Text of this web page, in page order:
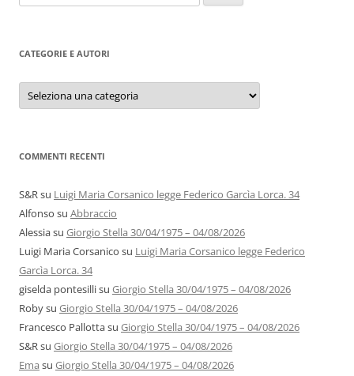
per:
CATEGORIE E AUTORI
Categorie
autori
COMMENTI RECENTI
S&Rsu Luigi Maria Corsanico legge Federico Garcìa Lorca. 34
Alfonso su Abbraccio
Alessiasu Giorgio Stella 30/04/1975 – 04/08/2026
Luigi Maria Corsanico su Luigi Maria Corsanico legge Federico
Garcìa Lorca. 34
giselda pontesillisu Giorgio Stella 30/04/1975 – 04/08/2026
Robysu Giorgio Stella 30/04/1975 – 04/08/2026
Francesco Pallottasu Giorgio Stella 30/04/1975 – 04/08/2026
S&Rsu Giorgio Stella 30/04/1975 – 04/08/2026
Ema su Giorgio Stella 30/04/1975 – 04/08/2026